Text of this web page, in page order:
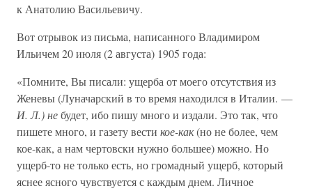
к Анатолию Васильевичу.
Вот отрывок из письма, написанного Владимиром
Ильичем 20 июля (2 августа) 1905 года:
«Помните, Вы писали: ущерба от моего отсутствия из
Женевы (Луначарский в то время находился в Италии. —
И. Л.) небудет, ибо пишу много и издали. Это так, что
пишете много, и газету вести кое-как(но не более, чем
кое-как, а нам чертовски нужно большее) можно. Но
ущерб-то не только есть, но громадный ущерб, который
яснее ясного чувствуется с каждым днем. Личное